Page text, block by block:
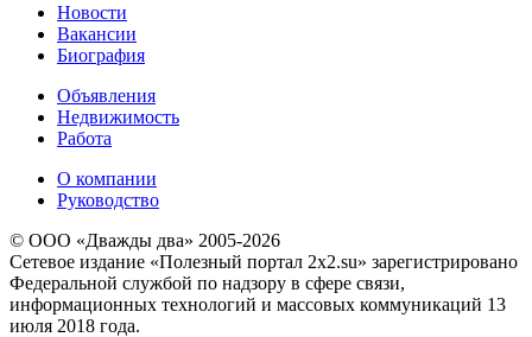
Новости
Вакансии
Биография
Объявления
Недвижимость
Работа
О компании
Руководство
© ООО «Дважды два» 2005-2026
Сетевое издание «Полезный портал 2x2.su» зарегистрировано
Федеральной службой по надзору в сфере связи,
информационных технологий и массовых коммуникаций 13
июля 2018 года.